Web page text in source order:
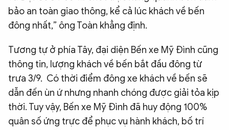
bảo an toàn giao thông, kể cả lúc khách về bến
đông nhất,” ông Toàn khẳng định.
Tương tự ở phía Tây, đại diện Bến xe Mỹ Đình cũng
thông tin, lượng khách về bến bắt đầu đông từ
trưa 3/9. Có thời điểm đông xe khách về bến sẽ
dẫn đến ùn ứ nhưng nhanh chóng được giải tỏa kịp
thời. Tuy vậy, Bến xe Mỹ Đình đã huy động 100%
quân số ứng trực để phục vụ hành khách, bố trí